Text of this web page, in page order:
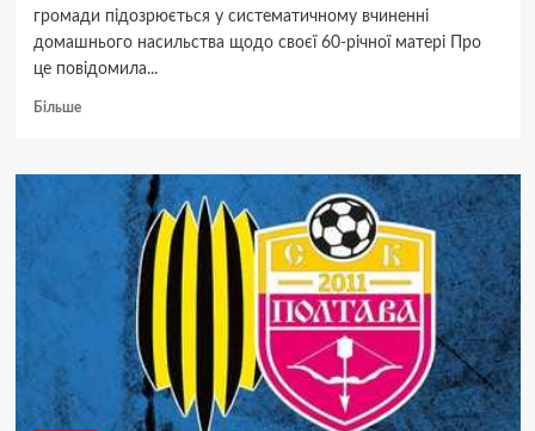
громади підозрюється у систематичному вчиненні
домашнього насильства щодо своєї 60-річної матері Про
це повідомила...
БільшеДокладніше
над
рідною
матір’ю:
Полтавщині
повідомили
підозру